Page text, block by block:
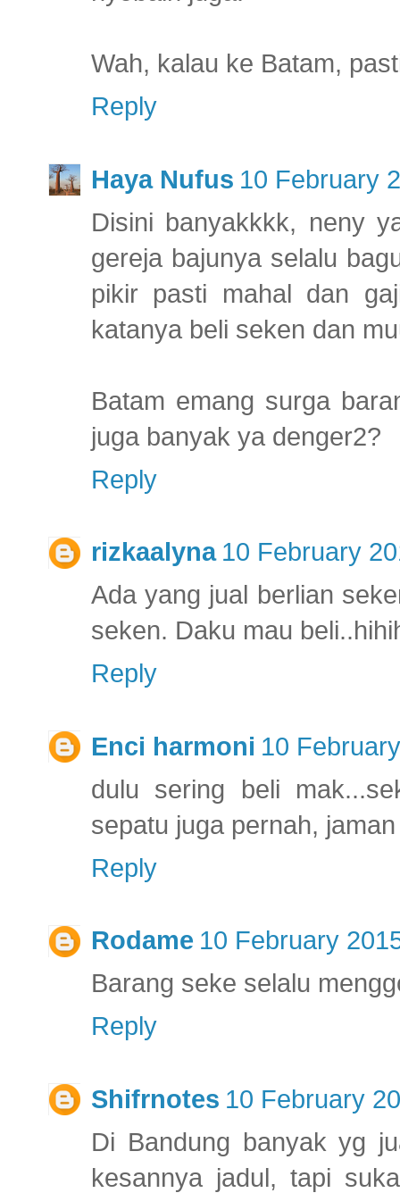
Wah, kalau ke Batam,
Reply
Haya Nufus 10 February
Disini banyakkkk, neny
gereja bajunya selalu
pikir pasti mahal dan
katanya beli seken dan
Batam emang surga
juga banyak ya denger2?
Reply
rizkaalyna 10 February
Ada yang jual berlian
seken. Daku mau
Reply
Enci harmoni 10
dulu sering beli
sepatu juga pernah,
Reply
Rodame 10 February
Barang seke selalu
Reply
Shifrnotes 10 February
Di Bandung banyak yg
kesannya jadul, tapi